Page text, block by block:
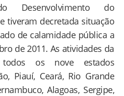
Desenvolvimento do
tiveram decretada situação
de calamidade pública a
de 2011. As atividades da
todos os nove estados
Piauí, Ceará, Rio Grande
Alagoas, Sergipe,